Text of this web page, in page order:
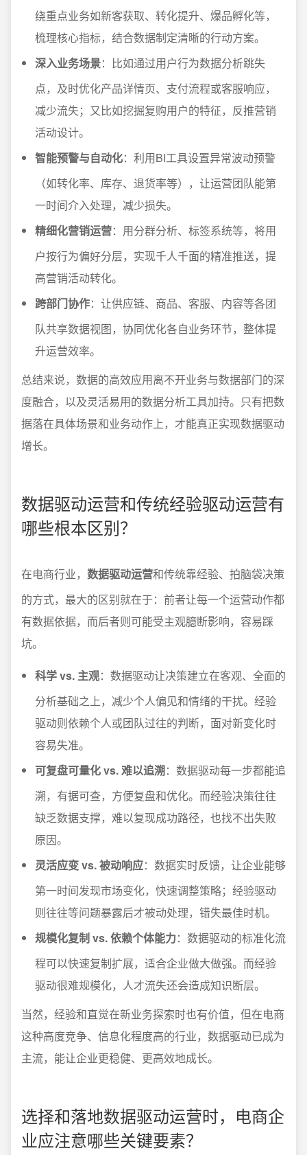
绕重点业务如新客获取、转化提升、爆品孵化等，
梳理核心指标，结合数据制定清晰的行动方案。
深入业务场景：比如通过用户行为数据分析跳失
点，及时优化产品详情页、支付流程或客服响应，
减少流失；又比如挖掘复购用户的特征，反推营销
活动设计。
智能预警与自动化：利用BI工具设置异常波动预警
（如转化率、库存、退货率等），让运营团队能第
一时间介入处理，减少损失。
精细化营销运营：用分群分析、标签系统等，将用
户按行为偏好分层，实现千人千面的精准推送，提
高营销活动转化。
跨部门协作：让供应链、商品、客服、内容等各团
队共享数据视图，协同优化各自业务环节，整体提
升运营效率。
总结来说，数据的高效应用离不开业务与数据部门的深
度融合，以及灵活易用的数据分析工具加持。只有把数
据落在具体场景和业务动作上，才能真正实现数据驱动
增长。
数据驱动运营和传统经验驱动运营有
哪些根本区别？
在电商行业， 数据驱动运营和传统靠经验、拍脑袋决策
的方式，最大的区别就在于：前者让每一个运营动作都
有数据依据，而后者则可能受主观臆断影响，容易踩
坑。
科学 vs. 主观：数据驱动让决策建立在客观、全面的
分析基础之上，减少个人偏见和情绪的干扰。经验
驱动则依赖个人或团队过往的判断，面对新变化时
容易失准。
可复盘可量化 vs. 难以追溯：数据驱动每一步都能追
溯，有据可查，方便复盘和优化。而经验决策往往
缺乏数据支撑，难以复现成功路径，也找不出失败
原因。
灵活应变 vs. 被动响应：数据实时反馈，让企业能够
第一时间发现市场变化，快速调整策略；经验驱动
则往往等问题暴露后才被动处理，错失最佳时机。
规模化复制 vs. 依赖个体能力：数据驱动的标准化流
程可以快速复制扩展，适合企业做大做强。而经验
驱动很难规模化，人才流失还会造成知识断层。
当然，经验和直觉在新业务探索时也有价值，但在电商
这种高度竞争、信息化程度高的行业，数据驱动已成为
主流，能让企业更稳健、更高效地成长。
选择和落地数据驱动运营时，电商企
业应注意哪些关键要素？